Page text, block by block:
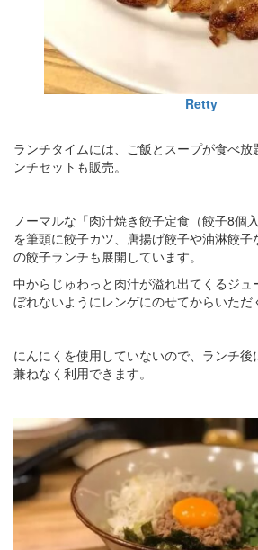
Retty
ランチタイムには、ご飯とスープが食べ放
ンチセットも販売。
ノーマルな「肉汁焼き餃子定食（餃子8個
を筆頭に餃子カツ、唐揚げ餃子や油淋餃
の餃子ランチも展開しています。
中からじゅわっと肉汁が溢れ出てくるジュ
ぼれないようにレンゲにのせてからいただ
にんにくを使用していないので、ランチ
兼ねなく利用できます。